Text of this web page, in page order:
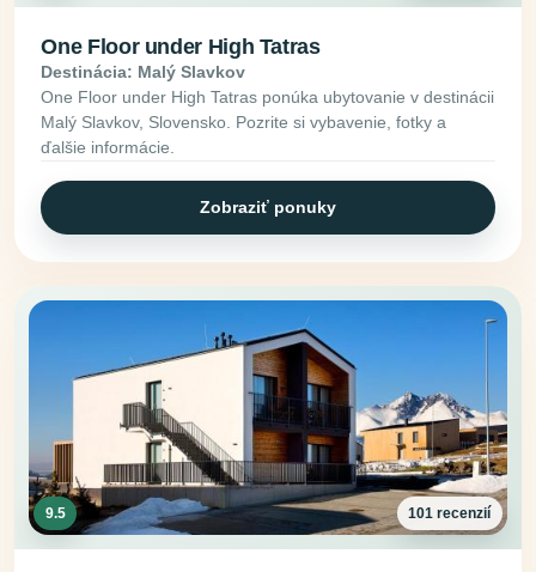
One Floor under High Tatras
Destinácia: Malý Slavkov
One Floor under High Tatras ponúka ubytovanie v destinácii
Malý Slavkov, Slovensko. Pozrite si vybavenie, fotky a
ďalšie informácie.
Zobraziť ponuky
9.5 101 recenzií